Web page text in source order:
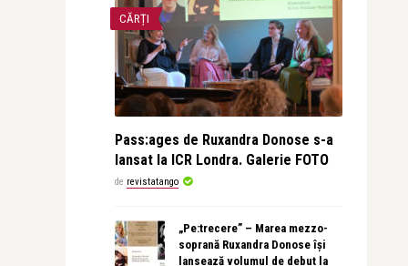
CĂRȚI
Pass:ages de Ruxandra Donose s-a
lansat la ICR Londra. Galerie FOTO
de revistatango
„Pe:trecere” – Marea mezzo-
soprană Ruxandra Donose își
lansează volumul de debut la